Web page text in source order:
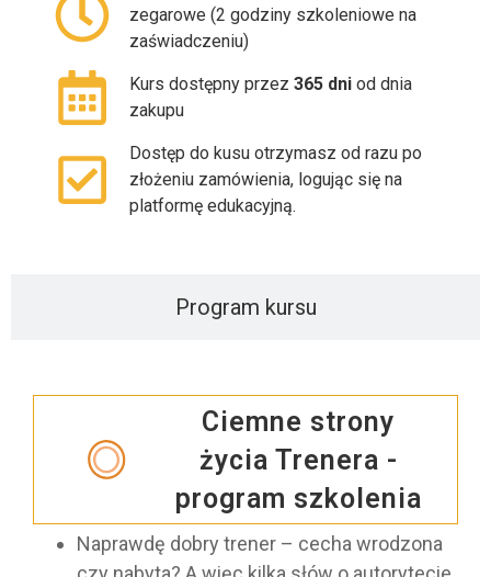
Program kursu
zegarowe (2 godziny szkoleniowe na
zaświadczeniu)
Kurs dostępny przez 365 dni od dnia
zakupu
Dostęp do kusu otrzymasz od razu po
złożeniu zamówienia, logując się na
platformę edukacyjną.
Ciemne strony
życia Trenera -
program szkolenia
Naprawdę dobry trener – cecha wrodzona